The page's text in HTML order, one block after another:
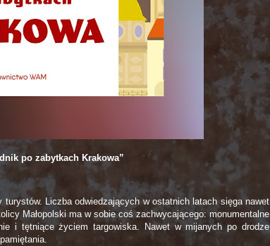
po zabytkach Krakowa”
Liczba odwiedzających w ostatnich latach sięga nawet
Małopolski ma w sobie coś zachwycającego: monumentalne
i tętniące życiem targowiska. Nawet w mijanych po drodze